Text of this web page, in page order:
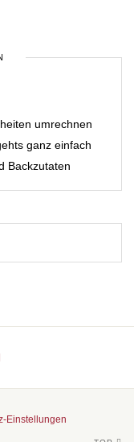
umrechnen
ganz einfach
Backzutaten
Einstellungen